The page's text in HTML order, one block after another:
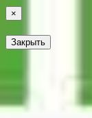
×
Закрыть